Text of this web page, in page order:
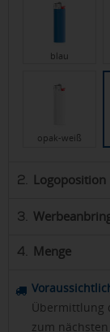
blau
opak-weiß
2. Logoposition
3.
4. Menge
Übermittlung
zum